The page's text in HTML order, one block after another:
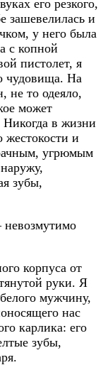
его резкого,
зашевелилась и
у него была
с копной
пистолет, я
чудовища. На
не то одеяло,
может
Никогда в жизни
жестокости и
угрюмым
зубы,
невозмутимо
корпуса от
руки. Я
мужчину,
нас
карлика: его
зубы,